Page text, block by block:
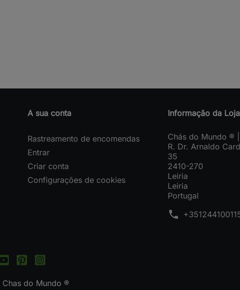
A sua conta
Rastreamento de encomendas
Entrar
Criar conta
Configurações de cookies
Informação da Loja
Chás do Mundo ®
R. Dr. Arnaldo
35
2410-270
Leiria
Leiria
Portugal
phone
do Mundo ®